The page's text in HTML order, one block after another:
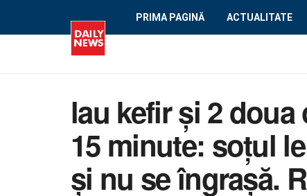
PRIMA PAGINĂ ACTUALITATE
lau kefir şi 2
15 minute: soțul
și nu se îngraşă.